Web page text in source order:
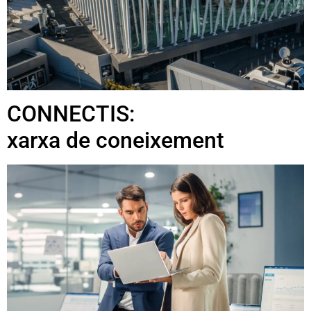
CONNECTIS:
xarxa de coneixement